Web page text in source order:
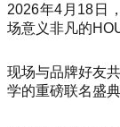
2026年4月18日
场意义非凡的
现场与品牌好友
学的重磅联名盛典